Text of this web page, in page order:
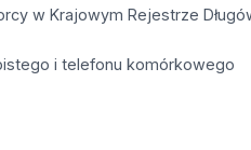
w Krajowym Rejestrze
i telefonu komórkowego